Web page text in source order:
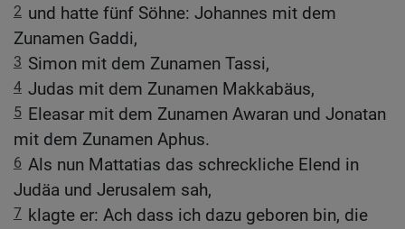
2 und hatte fünf Söhne: Johannes mit dem
Zunamen Gaddi,
3 Simon mit dem Zunamen Tassi,
4 Judas mit dem Zunamen Makkabäus,
5 Eleasar mit dem Zunamen Awaran und Jonatan
mit dem Zunamen Aphus.
6 Als nun Mattatias das schreckliche Elend in
Judäa und Jerusalem sah,
7 klagte er: Ach dass ich dazu geboren bin, die